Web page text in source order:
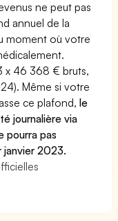
ne peut pas
annuel de la
moment où votre
x 46 368 € bruts,
Même si votre
ce plafond,le
journalière via
pourra pas
janvier 2023.